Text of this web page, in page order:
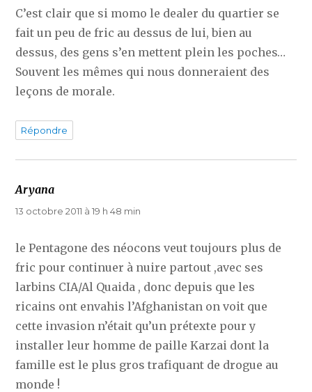
C’est clair que si momo le dealer du quartier se
fait un peu de fric au dessus de lui, bien au
dessus, des gens s’en mettent plein les poches…
Souvent les mêmes qui nous donneraient des
leçons de morale.
Répondre
Aryana
13 octobre 2011 à 19 h 48 min
le Pentagone des néocons veut toujours plus de
fric pour continuer à nuire partout ,avec ses
larbins CIA/Al Quaida , donc depuis que les
ricains ont envahis l’Afghanistan on voit que
cette invasion n’était qu’un prétexte pour y
installer leur homme de paille Karzai dont la
famille est le plus gros trafiquant de drogue au
monde !